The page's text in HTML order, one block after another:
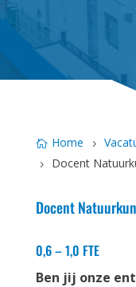
Home
Docent
Docent
0,6 – 1,0 FTE
Ben jij onze